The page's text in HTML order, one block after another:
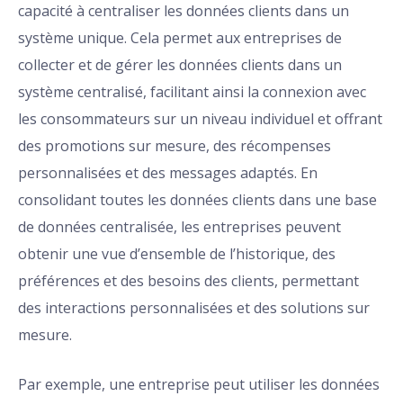
capacité à centraliser les données clients dans un
système unique. Cela permet aux entreprises de
collecter et de gérer les données clients dans un
système centralisé, facilitant ainsi la connexion avec
les consommateurs sur un niveau individuel et offrant
des promotions sur mesure, des récompenses
personnalisées et des messages adaptés. En
consolidant toutes les données clients dans une base
de données centralisée, les entreprises peuvent
obtenir une vue d’ensemble de l’historique, des
préférences et des besoins des clients, permettant
des interactions personnalisées et des solutions sur
mesure.
Par exemple, une entreprise peut utiliser les données